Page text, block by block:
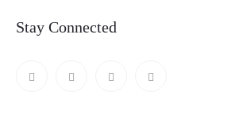
Stay Connected